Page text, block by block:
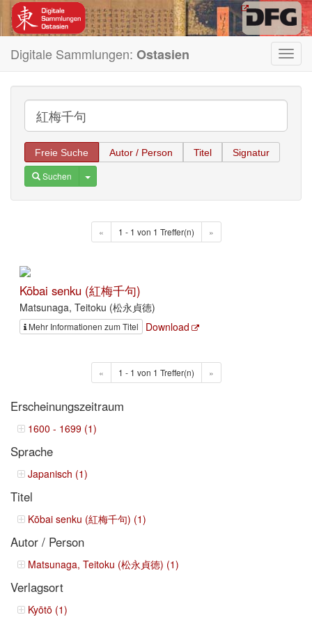
Digitale Sammlungen: Ostasien
Freie Suche Autor / Person Titel Signatur
Suchen Toggle Dropdown
« 1 - 1 von 1 Treffer(n) »
Kōbai senku (紅梅千句)
Matsunaga, Teitoku (松永貞徳)
Mehr Informationen zum Titel Download
« 1 - 1 von 1 Treffer(n) »
Erscheinungszeitraum
1600 - 1699 (1)
Sprache
Japanisch (1)
Titel
Kōbai senku (紅梅千句) (1)
Autor / Person
Matsunaga, Teitoku (松永貞徳) (1)
Verlagsort
Kyōtō (1)